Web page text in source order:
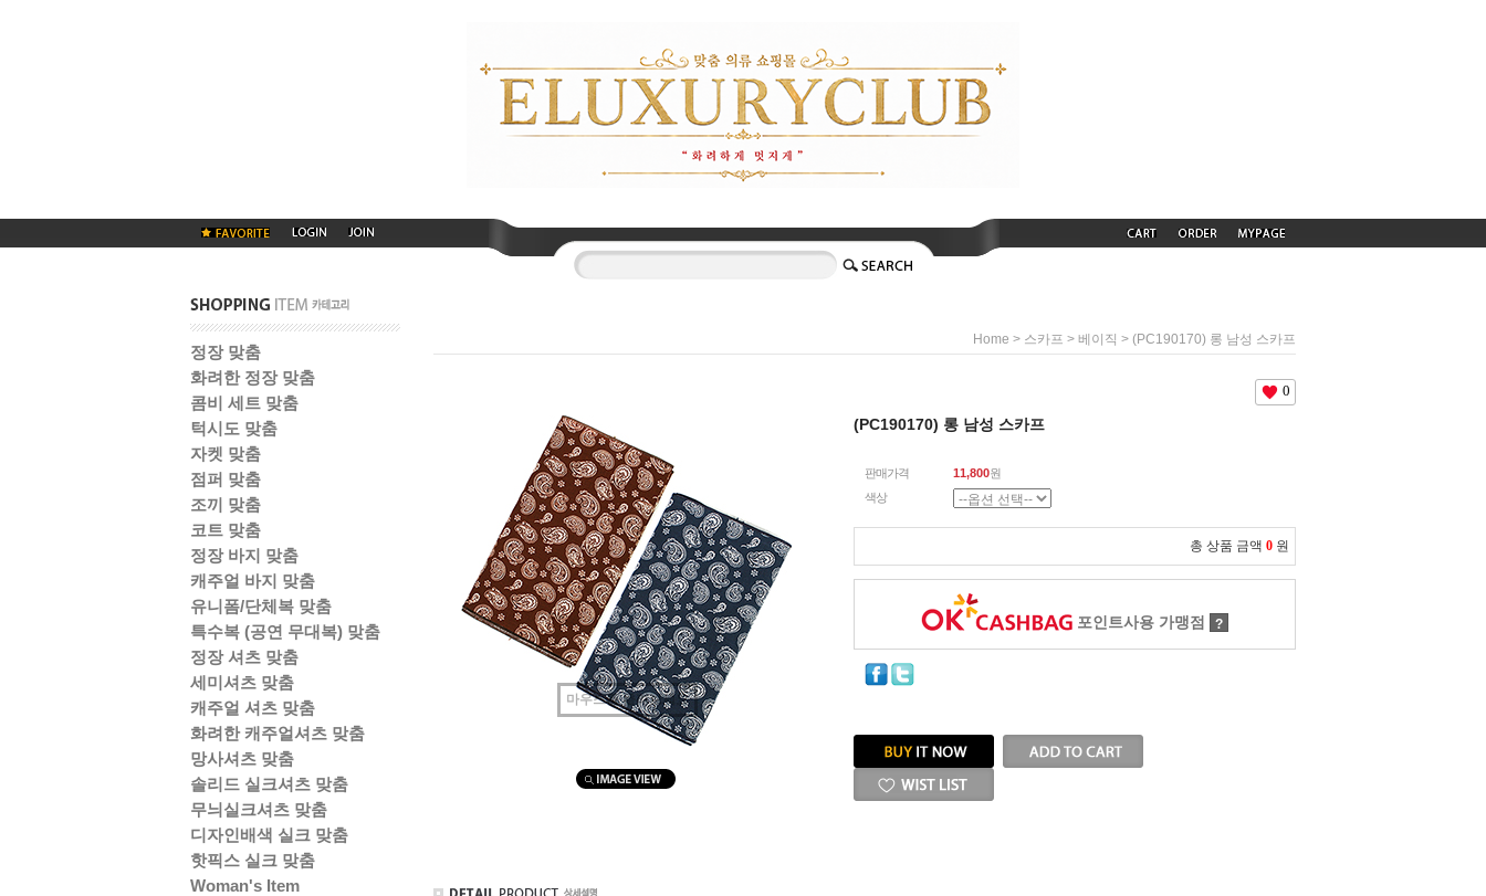
정장 맞춤
화려한 정장 맞춤
콤비 세트 맞춤
턱시도 맞춤
자켓 맞춤
점퍼 맞춤
조끼 맞춤
코트 맞춤
정장 바지 맞춤
캐주얼 바지 맞춤
유니폼/단체복 맞춤
특수복 (공연 무대복) 맞춤
정장 셔츠 맞춤
세미셔츠 맞춤
캐주얼 셔츠 맞춤
화려한 캐주얼셔츠 맞춤
망사셔츠 맞춤
솔리드 실크셔츠 맞춤
무늬실크셔츠 맞춤
디자인배색 실크 맞춤
핫픽스 실크 맞춤
Woman's Item
Home > 스카프 > 베이직 > (PC190170) 롱 남성 스카프
마우스를 올려보세요
0
(PC190170) 롱 남성 스카프
판매가격 11,800원
색상
총 상품 금액 0 원
포인트사용 가맹점 ?